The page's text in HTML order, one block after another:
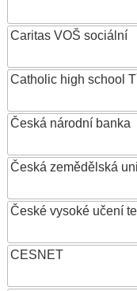
Caritas VOŠ sociální
Catholic high school
Česká národní banka
Česká zemědělská
České vysoké učení
CESNET